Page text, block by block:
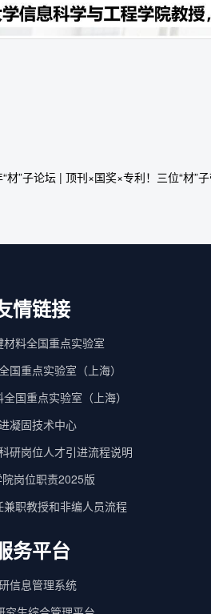
材”子论坛 | 顶刊×国奖×专利！三位“材”
情链接
材料全国重点实验室
国重点实验室（上海）
国重点实验室（上海）
凝固技术中心
研岗位人才引进流程说明
岗位职责2025版
职教授和非编人员流程
务平台
信息管理系统